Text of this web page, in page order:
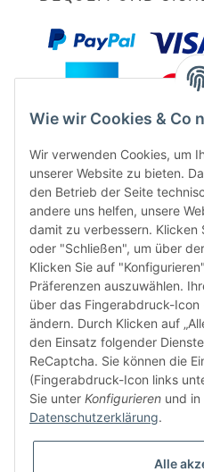
FÜR EUCH
Vertrag
Wie wir Cookies & Co
Wir verwenden Cookies, um
unserer Website zu bieten.
den Betrieb der Seite
andere uns helfen, unsere
damit zu verbessern. Klicken
oder "Schließen", um über
Klicken Sie auf
Präferenzen auszuwählen.
über das Fingerabdruck-
ändern. Durch Klicken auf
den Einsatz folgender
ReCaptcha. Sie können die
(Fingerabdruck-Icon links
Sie unter Konfigurieren und in
Datenschutzerklärung.
Alle